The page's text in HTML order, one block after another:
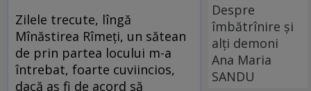
Zilele trecute, lîngă
Mînăstirea Rîmeţi, un sătean
de prin partea locului m-a
întrebat, foarte cuviincios,
dacă aş fi de acord să
Despre
îmbătrînire și
alți demoni
Ana Maria
SANDU